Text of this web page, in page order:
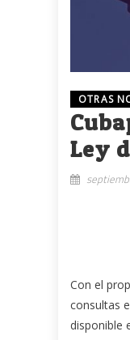
OTRAS
Ley
Con el
consultas
disponible